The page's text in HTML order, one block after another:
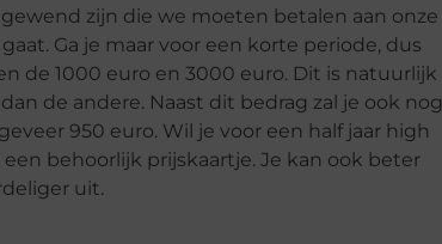
zijn die we moeten betalen aan onze
Ga je maar voor een korte periode, dus
de 1000 euro en 3000 euro. Dit is natuurlijk
de andere. Naast dit bedrag zal je ook nog
950 euro. Wil je voor een half jaar high
behoorlijk prijskaartje. Je kan ook beter
uit.